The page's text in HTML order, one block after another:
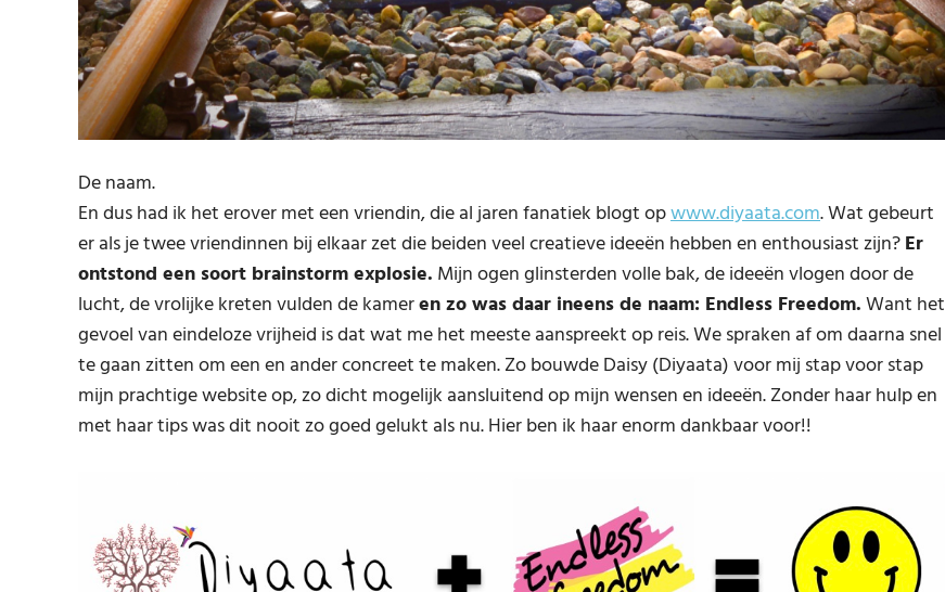
De naam.
En dus had ik het erover met een vriendin, die al jaren fanatiek blogt opwww.diyaata.com. Wat gebeurt
er als je twee vriendinnen bij elkaar zet die beiden veel creatieve ideeën hebben en enthousiast zijn?Er
ontstond een soort brainstorm explosie. Mijn ogen glinsterden volle bak, de ideeën vlogen door de
lucht, de vrolijke kreten vulden de kameren zo was daar ineens de naam: Endless Freedom.Want het
gevoel van eindeloze vrijheid is dat wat me het meeste aanspreekt op reis. We spraken af om daarna snel
te gaan zitten om een en ander concreet te maken. Zo bouwde Daisy (Diyaata) voor mij stap voor stap
mijn prachtige website op, zo dicht mogelijk aansluitend op mijn wensen en ideeën. Zonder haar hulp en
met haar tips was dit nooit zo goed gelukt als nu. Hier ben ik haar enorm dankbaar voor!!